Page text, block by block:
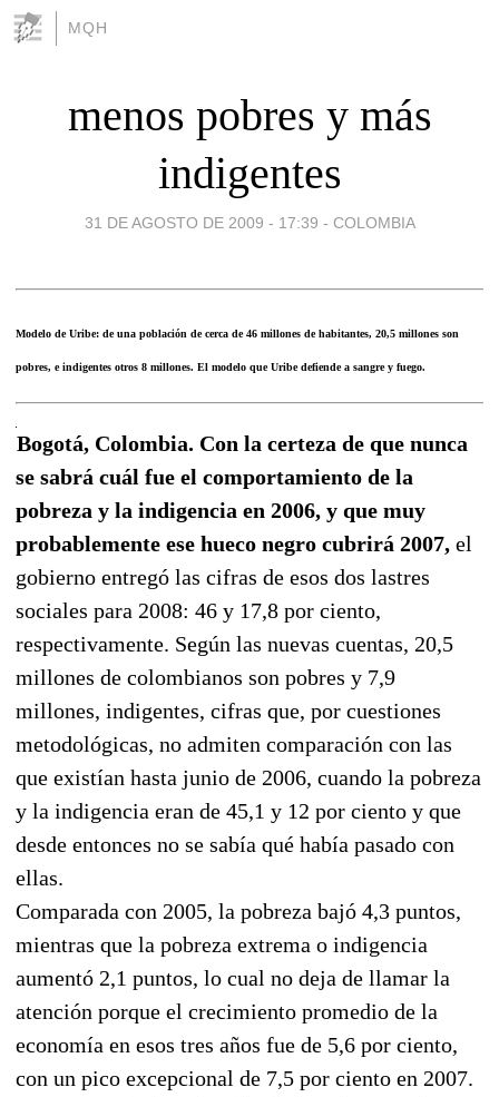
MQH
menos pobres y más
indigentes
31 DE AGOSTO DE 2009 - 17:39 - COLOMBIA
Modelo de Uribe: de una población de cerca de 46 millones de habitantes, 20,5 millones son
pobres, e indigentes otros 8 millones. El modelo que Uribe defiende a sangre y fuego.
Bogotá, Colombia. Con la certeza de que nunca
se sabrá cuál fue el comportamiento de la
pobreza y la indigencia en 2006, y que muy
probablemente ese hueco negro cubrirá 2007, el
gobierno entregó las cifras de esos dos lastres
sociales para 2008: 46 y 17,8 por ciento,
respectivamente. Según las nuevas cuentas, 20,5
millones de colombianos son pobres y 7,9
millones, indigentes, cifras que, por cuestiones
metodológicas, no admiten comparación con las
que existían hasta junio de 2006, cuando la pobreza
y la indigencia eran de 45,1 y 12 por ciento y que
desde entonces no se sabía qué había pasado con
ellas.
Comparada con 2005, la pobreza bajó 4,3 puntos,
mientras que la pobreza extrema o indigencia
aumentó 2,1 puntos, lo cual no deja de llamar la
atención porque el crecimiento promedio de la
economía en esos tres años fue de 5,6 por ciento,
con un pico excepcional de 7,5 por ciento en 2007.